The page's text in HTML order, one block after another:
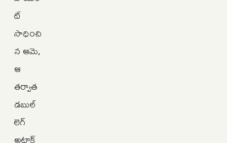
ట్
సాధించి
న ఆమె,
ఆ
తర్వాత
డబుల్
లెగ్
అటాక్‌